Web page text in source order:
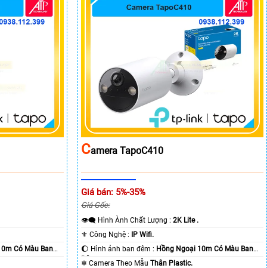
Có Màu Ban
CAmera TapoC410
Giá bán: 5%-35%
Giá Gốc:
👁️‍🗨 Hình Ành Chất Lượng :2K Lite .
⚜️ Công Nghệ : IP Wifi.
🌔 Hình ảnh ban đêm : Hồng Ngoại 10m Có Màu Ban
Ðêm.❄ Camera Theo MẫuThân Plastic.